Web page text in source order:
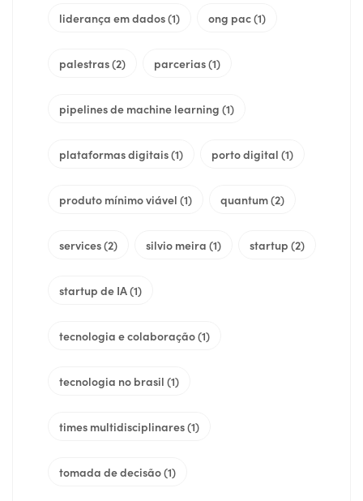
liderança em dados(1) ong pac(1)
palestras(2) parcerias(1)
pipelines de machine learning (1)
plataformas digitais(1) porto digital (1)
produto mínimo viável (1) quantum(2)
services(2) silvio meira (1) startup (2)
startup de IA(1)
tecnologia e colaboração(1)
tecnologia no brasil (1)
times multidisciplinares(1)
tomada de decisão(1)